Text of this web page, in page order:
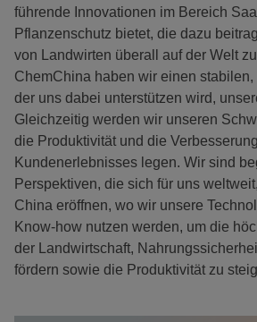
führende Innovationen im Bereich
Pflanzenschutz bietet, die dazu
von Landwirten überall auf der Welt
ChemChina haben wir einen stabilen,
der uns dabei unterstützen wird,
Gleichzeitig werden wir unseren
die Produktivität und die
Kundenerlebnisses legen. Wir sind
Perspektiven, die sich für uns
China eröffnen, wo wir unsere
Know-how nutzen werden, um die
der Landwirtschaft,
fördern sowie die Produktivität zu